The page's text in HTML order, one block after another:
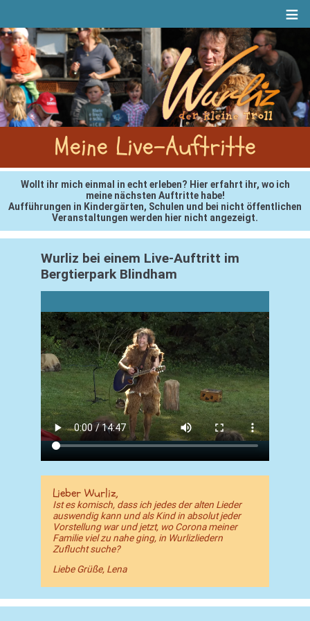
≡
Meine Live-Auftritte
Wollt ihr mich einmal in echt erleben? Hier erfahrt ihr, wo ich
meine nächsten Auftritte habe!
Aufführungen in Kindergärten, Schulen und bei nicht öffentlichen
Veranstaltungen werden hier nicht angezeigt.
Wurliz bei einem Live-Auftritt im
Bergtierpark Blindham
Lieber Wurliz,
Ist es komisch, dass ich jedes der alten Lieder
auswendig kann und als Kind in absolut jeder
Vorstellung war und jetzt, wo Corona meiner
Familie viel zu nahe ging, in Wurlizliedern
Zuflucht suche?
Liebe Grüße, Lena